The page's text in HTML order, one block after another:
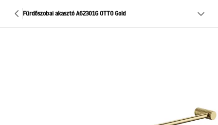
Fürdőszobai akasztó A62301G OTTO Gold